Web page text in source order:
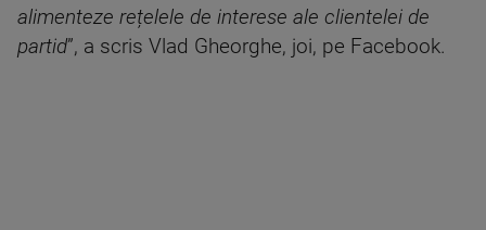
alimenteze rețelele de interese ale clientelei de
partid”, a scris Vlad Gheorghe, joi, pe Facebook.